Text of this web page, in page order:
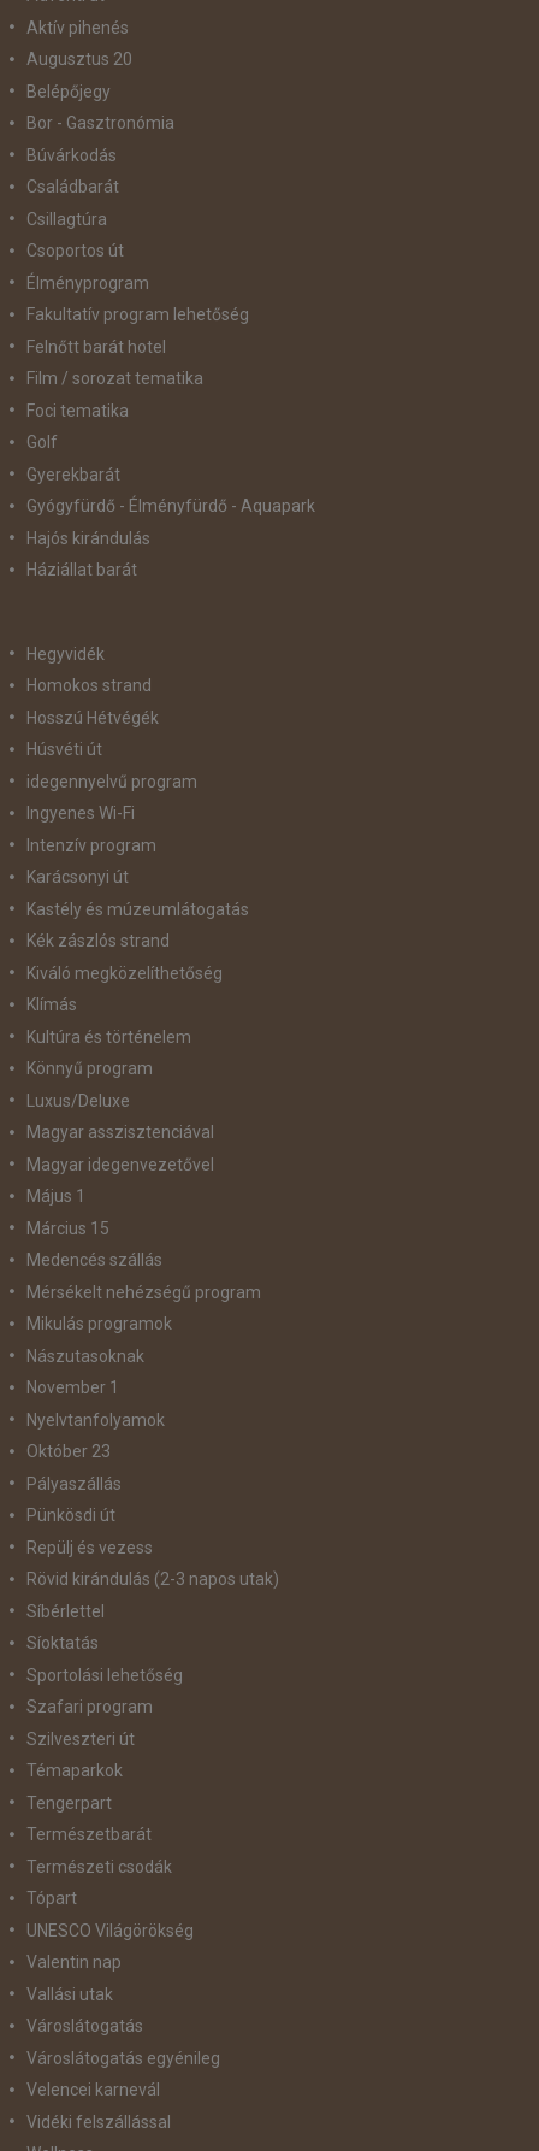
Aktív pihenés
Augusztus 20
Belépőjegy
Bor - Gasztronómia
Búvárkodás
Családbarát
Csillagtúra
Csoportos út
Élményprogram
Fakultatív program lehetőség
Felnőtt barát hotel
Film / sorozat tematika
Foci tematika
Golf
Gyerekbarát
Gyógyfürdő - Élményfürdő - Aquapark
Hajós kirándulás
Háziállat barát
Hegyvidék
Homokos strand
Hosszú Hétvégék
Húsvéti út
idegennyelvű program
Ingyenes Wi-Fi
Intenzív program
Karácsonyi út
Kastély és múzeumlátogatás
Kék zászlós strand
Kiváló megközelíthetőség
Klímás
Kultúra és történelem
Könnyű program
Luxus/Deluxe
Magyar asszisztenciával
Magyar idegenvezetővel
Május 1
Március 15
Medencés szállás
Mérsékelt nehézségű program
Mikulás programok
Nászutasoknak
November 1
Nyelvtanfolyamok
Október 23
Pályaszállás
Pünkösdi út
Repülj és vezess
Rövid kirándulás (2-3 napos utak)
Síbérlettel
Síoktatás
Sportolási lehetőség
Szafari program
Szilveszteri út
Témaparkok
Tengerpart
Természetbarát
Természeti csodák
Tópart
UNESCO Világörökség
Valentin nap
Vallási utak
Városlátogatás
Városlátogatás egyénileg
Velencei karnevál
Vidéki felszállással